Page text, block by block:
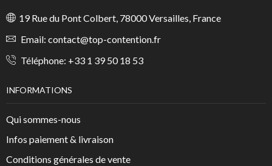
19 Rue du Pont Colbert, 78000 Versailles, France
Email: contact@top-contention.fr
Téléphone: +33 1 39 50 18 53
INFORMATIONS
Qui sommes-nous
Infos paiement & livraison
Conditions générales de vente